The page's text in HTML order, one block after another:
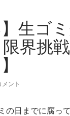
】生ゴ
界挑
ント
の日までに腐っ